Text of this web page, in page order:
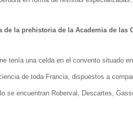
de la prehistoria de la Academia de las
tenía una celda en el convento situado
de toda Francia, dispuestos a
se encuentran Roberval, Descartes,